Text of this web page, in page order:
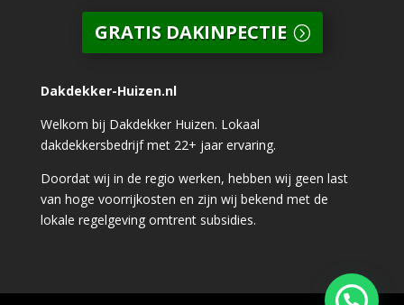
GRATIS DAKINPECTIE
Dakdekker-Huizen.nl
Welkom bij Dakdekker Huizen. Lokaal
dakdekkersbedrijf met 22+ jaar ervaring.
Doordat wij in de regio werken, hebben wij geen last
van hoge voorrijkosten en zijn wij bekend met de
lokale regelgeving omtrent subsidies.